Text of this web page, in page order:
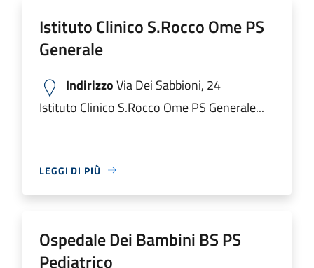
Istituto Clinico S.Rocco Ome PS
Generale
IndirizzoVia Dei Sabbioni, 24
Istituto Clinico S.Rocco Ome PS Generale...
LEGGI DI PIÙ
Ospedale Dei Bambini BS PS
Pediatrico